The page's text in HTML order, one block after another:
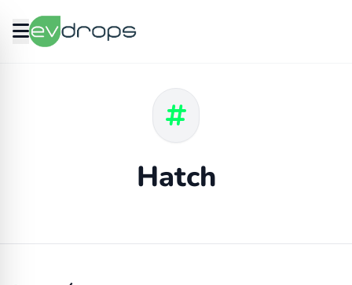
Hatch